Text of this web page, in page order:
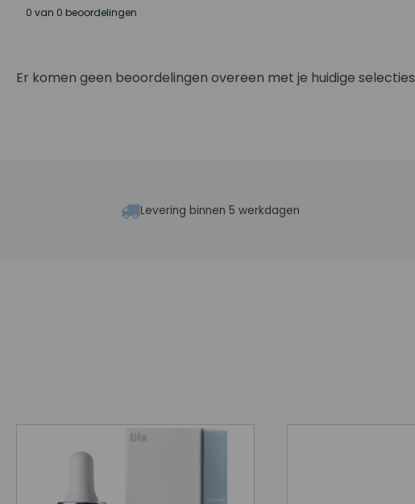
0 van 0 beoordelingen
Er komen geen beoordelingen overeen met je huidige selecties
Levering binnen 5 werkdagen